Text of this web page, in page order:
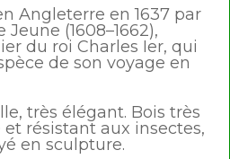
Angleterre en 1637 par
(1608–1662),
du roi Charles Ier, qui
de son voyage en
très élégant. Bois très
résistant aux insectes,
en sculpture.